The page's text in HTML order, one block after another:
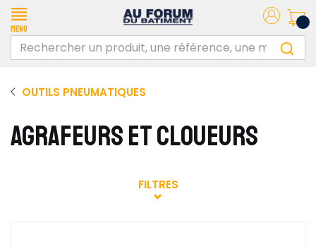
Menu
OUTILS PNEUMATIQUES
AGRAFEURS ET CLOUEURS
FILTRES